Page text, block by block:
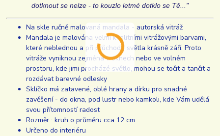
dotknout se nelze - to kouzlo letmé dotklo se Tě... "
Na skle ručně malovaná mandala - autorská vitráž
Mandala je malována velmi kvalitními vitrážovými barvami,
které neblednou a při průchodu světla krásně září. Proto
vitráže vyniknou zejména v oknech nebo ve volném
prostoru, kde jimi procházé světlo, mohou se točit a tančit a
rozdávat barevné odlesky
Sklíčko má zatavené, oblé hrany a dírku pro snadné
zavěšení - do okna, pod lustr nebo kamkoli, kde Vám udělá
svou přítomností radost
Rozměr : kruh o průměru cca 12 cm
Určeno do interiéru